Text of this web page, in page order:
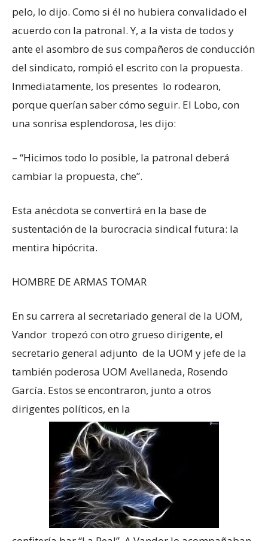
pelo, lo dijo. Como si él no hubiera convalidado el
acuerdo con la patronal. Y, a la vista de todos y
ante el asombro de sus compañeros de conducción
del sindicato, rompió el escrito con la propuesta.
Inmediatamente, los presentes lo rodearon,
porque querían saber cómo seguir. El Lobo, con
una sonrisa esplendorosa, les dijo:
– “Hicimos todo lo posible, la patronal deberá
cambiar la propuesta, che”.
Esta anécdota se convertirá en la base de
sustentación de la burocracia sindical futura: la
mentira hipócrita.
HOMBRE DE ARMAS TOMAR
En su carrera al secretariado general de la UOM,
Vandor tropezó con otro grueso dirigente, el
secretario general adjunto de la UOM y jefe de la
también poderosa UOM Avellaneda, Rosendo
García. Estos se encontraron, junto a otros
dirigentes políticos, en la